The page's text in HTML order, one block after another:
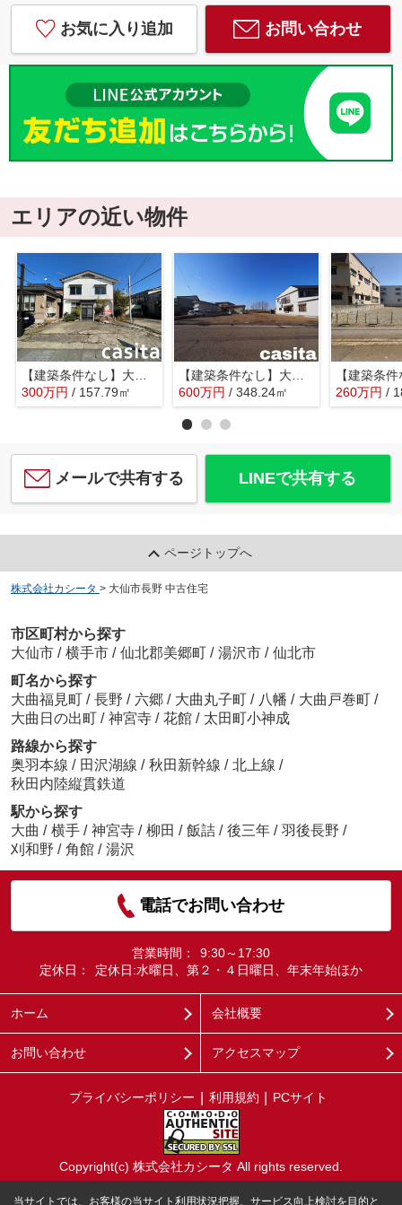
お気に入り追加 お問い合わせ
エリアの近い物件
【建築条件なし】大仙市若竹町 幹線道路沿いの区画の整った南道路物件 住宅用地
300万円 / 157.79㎡
【建築条件なし】大仙市丸子町 の105.34坪 住宅用地・分譲用地・冠水歴なし
600万円 / 348.24㎡ 260万円 /
メールで共有する LINEで共有する
ページトップへ
株式会社カシータ > 大仙市長野 中古住宅
市区町村から探す
大仙市 / 横手市 / 仙北郡美郷町 / 湯沢市 / 仙北市
町名から探す
大曲福見町 / 長野 / 六郷 / 大曲丸子町 / 八幡 / 大曲戸巻町 /
大曲日の出町 / 神宮寺 / 花館 / 太田町小神成
路線から探す
奥羽本線 / 田沢湖線 / 秋田新幹線 / 北上線 /
秋田内陸縦貫鉄道
駅から探す
大曲 / 横手 / 神宮寺 / 柳田 / 飯詰 / 後三年 / 羽後長野 /
刈和野 / 角館 / 湯沢
電話でお問い合わせ
営業時間：
9:30～17:30
定休日：
定休日:水曜日、第２・４日曜日、年末年始ほか
ホーム 会社概要
お問い合わせ アクセスマップ
プライバシーポリシー 利用規約 PCサイト
Copyright(c) 株式会社カシータ All rights reserved.
当サイトでは、お客様の当サイト利用状況把握、サービス向上検討を目的と